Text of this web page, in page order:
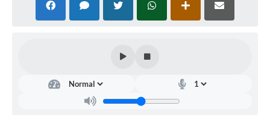
Links úteis